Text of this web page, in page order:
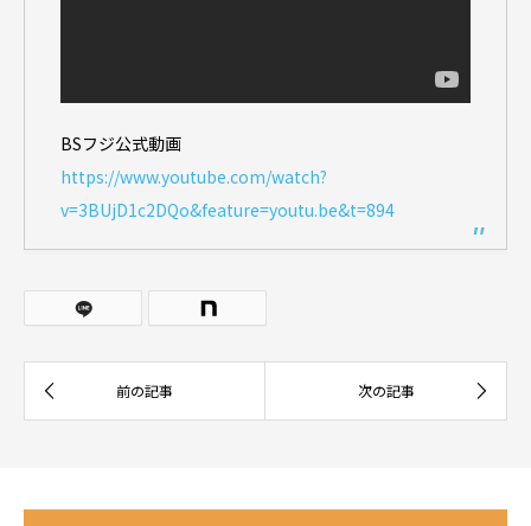
BSフジ公式動画
https://www.youtube.com/watch?
v=3BUjD1c2DQo&feature=youtu.be&t=894